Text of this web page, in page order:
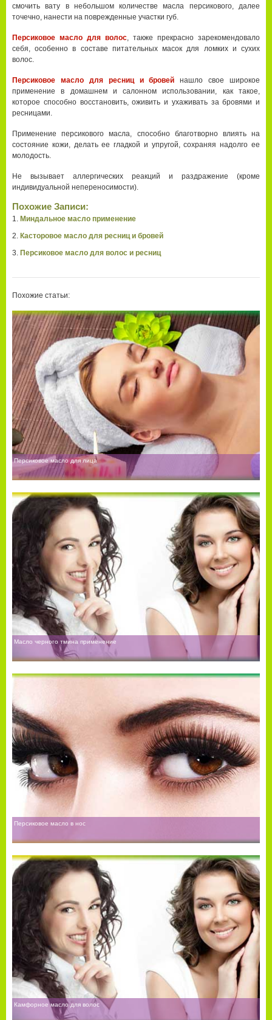
смочить вату в небольшом количестве масла персикового, далее
точечно, нанести на поврежденные участки губ.
Персиковое масло для волос , также прекрасно зарекомендовало
себя, особенно в составе питательных масок для ломких и сухих
волос.
Персиковое масло для ресниц и бровей нашло свое широкое
применение в домашнем и салонном использовании, как такое,
которое способно восстановить, оживить и ухаживать за бровями и
ресницами.
Применение персикового масла, способно благотворно влиять на
состояние кожи, делать ее гладкой и упругой, сохраняя надолго ее
молодость.
Не вызывает аллергических реакций и раздражение (кроме
индивидуальной непереносимости).
Похожие Записи:
Миндальное масло применение
Касторовое масло для ресниц и бровей
Персиковое масло для волос и ресниц
Похожие статьи:
Персиковое масло для лица
Масло черного тмина применение
Персиковое масло в нос
Камфорное масло для волос